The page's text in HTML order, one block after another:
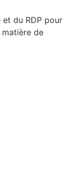
du RDP pour
de